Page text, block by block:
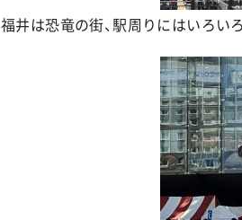
福井は恐竜の街、駅周りにはいろ